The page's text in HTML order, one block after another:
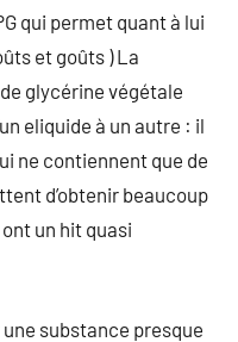
qui permet quant à lui
et goûts ) La
glycérine végétale
eliquide à un autre : il
ne contiennent que de
d’obtenir beaucoup
un hit quasi
une substance presque